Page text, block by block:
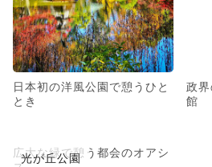
日本初の洋風公園で憩うひと
とき
政
館
光が丘公園
広大な緑で憩う都会のオアシ